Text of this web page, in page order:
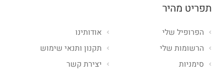
תפריט מהיר
אודותינו
תקנון ותנאי שימוש
יצירת קשר
הפרופיל שלי
הרשומות שלי
סימניות